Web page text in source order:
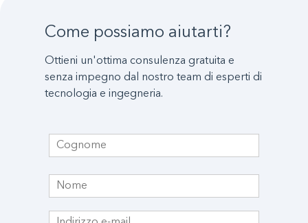
Come possiamo aiutarti?
Ottieni un'ottima consulenza gratuita e
senza impegno dal nostro team di esperti di
tecnologia e ingegneria.